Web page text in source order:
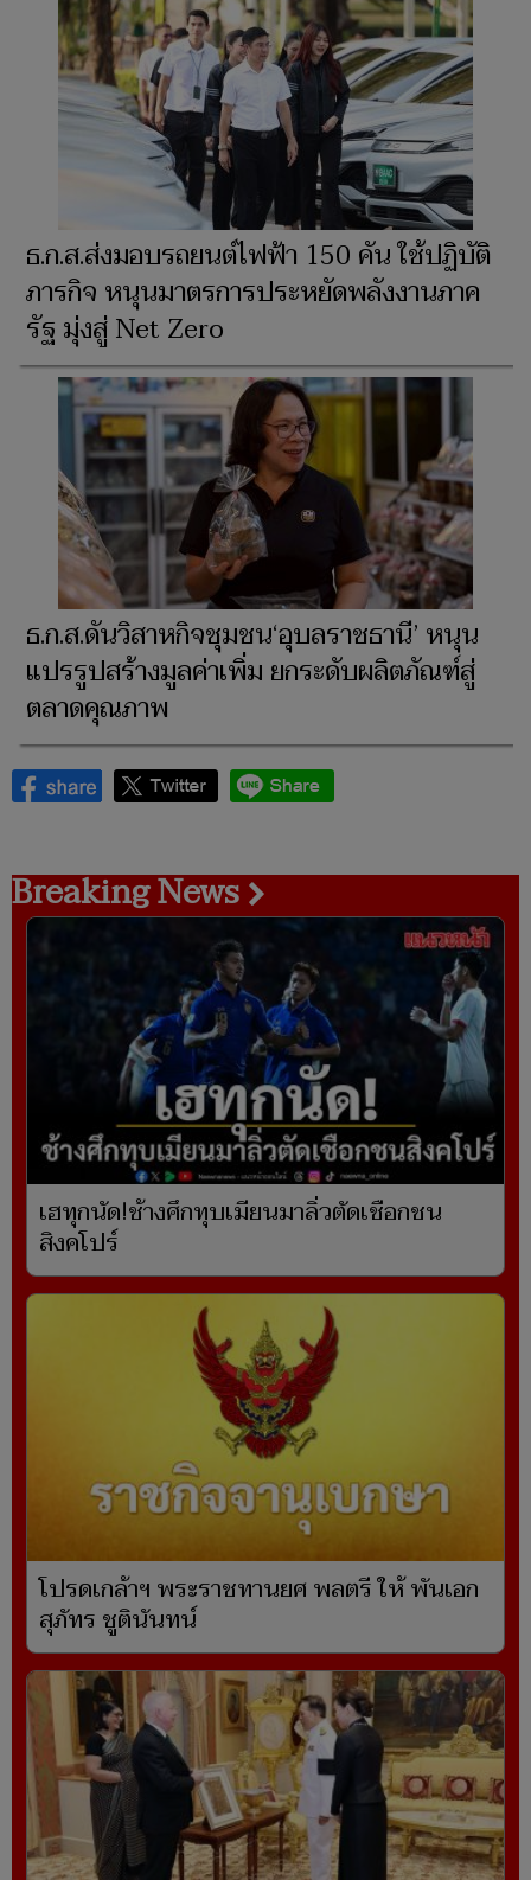
ธ.ก.ส.ส่งมอบรถยนต์ไฟฟ้า 150 คัน ใช้ปฏิบัติ
ภารกิจ หนุนมาตรการประหยัดพลังงานภาค
รัฐ มุ่งสู่ Net Zero
ธ.ก.ส.ดันวิสาหกิจชุมชน‘อุบลราชธานี’ หนุน
แปรรูปสร้างมูลค่าเพิ่ม ยกระดับผลิตภัณฑ์สู่
ตลาดคุณภาพ
Breaking News
เฮทุกนัด!ช้างศึกทุบเมียนมาลิ่วตัดเชือกชน
สิงคโปร์
โปรดเกล้าฯ พระราชทานยศ พลตรี ให้ พันเอก
สุภัทร ชูตินันทน์